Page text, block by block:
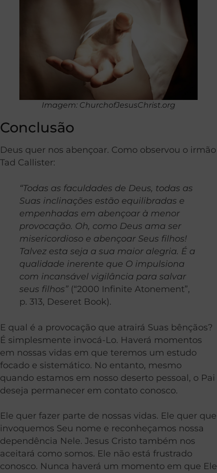
Imagem: ChurchofJesusChrist.org
Conclusão
Deus quer nos abençoar. Como observou o irmão
Tad Callister:
“Todas as faculdades de Deus, todas as
Suas inclinações estão equilibradas e
empenhadas em abençoar à menor
provocação. Oh, como Deus ama ser
misericordioso e abençoar Seus filhos!
Talvez esta seja a sua maior alegria. É a
qualidade inerente que O impulsiona
com incansável vigilância para salvar
seus filhos”(“2000 Infinite Atonement”,
p. 313, Deseret Book).
E qual é a provocação que atrairá Suas bênçãos?
É simplesmente invocá-Lo. Haverá momentos
em nossas vidas em que teremos um estudo
focado e sistemático. No entanto, mesmo
quando estamos em nosso deserto pessoal, o Pai
deseja permanecer em contato conosco.
Ele quer fazer parte de nossas vidas. Ele quer que
invoquemos Seu nome e reconheçamos nossa
dependência Nele. Jesus Cristo também nos
aceitará como somos. Ele não está frustrado
conosco. Nunca haverá um momento em que Ele